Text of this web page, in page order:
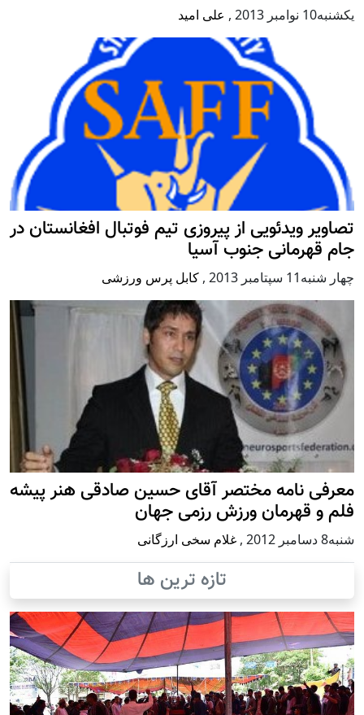
يكشنبه10 نوامبر 2013 , علی امید
تصاویر ویدئویی از پیروزی تیم فوتبال افغانستان در
جام قهرمانی جنوب آسیا
چهار شنبه11 سپتامبر 2013 , کابل پرس ورزشی
معرفی نامه مختصر آقای حسین صادقی هنر پیشه
فلم و قهرمان ورزش رزمی جهان
شنبه8 دسامبر 2012 , غلام سخی ارزگانی
تازه ترین ها